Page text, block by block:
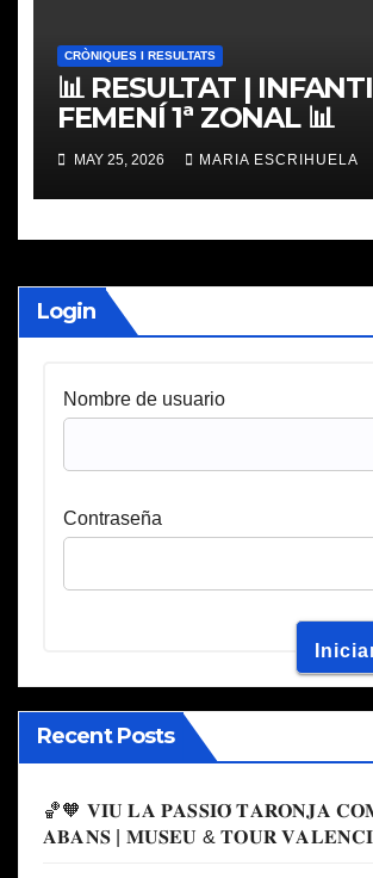
CRÒNIQUES I RESULTATS
📊 RESULTAT |
FEMENÍ 1ª ZONAL 📊
MAY 25, 2026 MARIA ESCRIHUELA
Login
Nombre de usuario
Contraseña
Recent Posts
🏀🧡 𝐕𝐈𝐔 𝐋𝐀 𝐏𝐀𝐒𝐒𝐈𝐎́ 𝐓𝐀𝐑𝐎𝐍𝐉𝐀
𝐀𝐁𝐀𝐍𝐒 | 𝐌𝐔𝐒𝐄𝐔 & 𝐓𝐎𝐔𝐑